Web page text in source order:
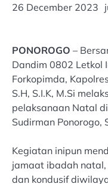
26 December 2023
PONOROGO –
Dandim 0802 Letkol
Forkopimda,
S.H, S.I.K, M.Si
pelaksanaan Natal
Sudirman Ponorogo,
Kegiatan inipun
jamaat ibadah
dan kondusif